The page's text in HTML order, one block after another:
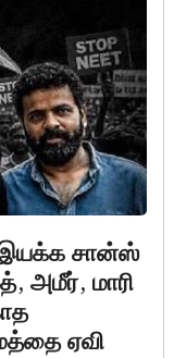
சான்ஸ்
அமீர், மாரி
ஏவி